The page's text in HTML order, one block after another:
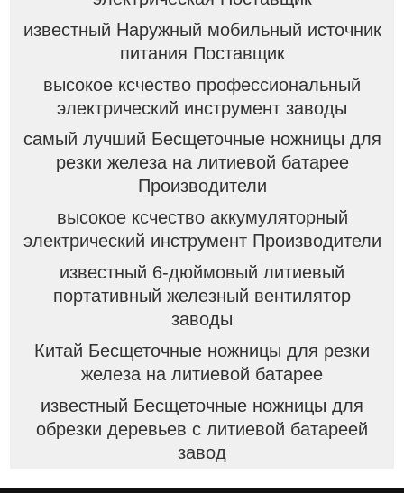
известный Наружный мобильный источник
питания Поставщик
высокое ксчество профессиональный
электрический инструмент заводы
самый лучший Бесщеточные ножницы для
резки железа на литиевой батарее
Производители
высокое ксчество аккумуляторный
электрический инструмент Производители
известный 6-дюймовый литиевый
портативный железный вентилятор
заводы
Китай Бесщеточные ножницы для резки
железа на литиевой батарее
известный Бесщеточные ножницы для
обрезки деревьев с литиевой батареей
завод